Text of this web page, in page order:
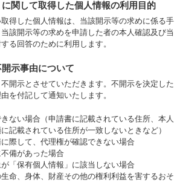
関して取得した個人情報の利用目的
得した個人情報は、当該開示等の求めに係る手
該開示等の求めを申請した者の本人確認及び当
る回答のために利用します。
示事由について
開示とさせていただきます。不開示を決定した
を付記して通知いたします。
ない場合（申請書に記載されている住所、本人
記載されている住所が一致しないときなど）
際して、代理権が確認できない場合
備があった場合
「保有個人情報」に該当しない場合
命、身体、財産その他の権利利益を害するおそ